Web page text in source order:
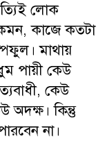
লোক
কাজে কতটা
মাথায়
পায়ী কেউ
কেউ
কিন্তু
না।